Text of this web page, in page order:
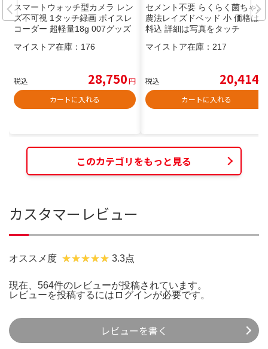
スマートウォッチ型カメラ レン
ズ不可視 1タッチ録画 ボイスレ
コーダー 超軽量18g 007グッズ
マイストア在庫： 176
税込 28,750円
カートに入れる
セメント不要 らくらく菌ちゃん
農法レイズドベッド 小 価格は送
料込 詳細は写真をタッチ
マイストア在庫： 217
税込 20,414
カートに入れる
このカテゴリをもっと見る
カスタマーレビュー
オススメ度 3.3点
現在、564件のレビューが投稿されています。
レビューを投稿するには ログインが必要です。
レビューを書く